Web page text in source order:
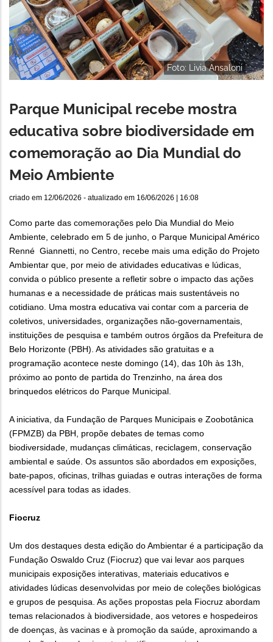
Foto: Livia Ansaloni
Parque Municipal recebe mostra
educativa sobre biodiversidade em
comemoração ao Dia Mundial do
Meio Ambiente
criado em 12/06/2026 - atualizado em 16/06/2026 | 16:08
Como parte das comemorações pelo Dia Mundial do Meio
Ambiente, celebrado em 5 de junho, o Parque Municipal Américo
Renné Giannetti, no Centro, recebe mais uma edição do Projeto
Ambientar que, por meio de atividades educativas e lúdicas,
convida o público presente a refletir sobre o impacto das ações
humanas e a necessidade de práticas mais sustentáveis no
cotidiano. Uma mostra educativa vai contar com a parceria de
coletivos, universidades, organizações não-governamentais,
instituições de pesquisa e também outros órgãos da Prefeitura de
Belo Horizonte (PBH). As atividades são gratuitas e a
programação acontece neste domingo (14), das 10h às 13h,
próximo ao ponto de partida do Trenzinho, na área dos
brinquedos elétricos do Parque Municipal.
A iniciativa, da Fundação de Parques Municipais e Zoobotânica
(FPMZB) da PBH, propõe debates de temas como
biodiversidade, mudanças climáticas, reciclagem, conservação
ambiental e saúde. Os assuntos são abordados em exposições,
bate-papos, oficinas, trilhas guiadas e outras interações de forma
acessível para todas as idades.
Fiocruz
Um dos destaques desta edição do Ambientar é a participação da
Fundação Oswaldo Cruz (Fiocruz) que vai levar aos parques
municipais exposições interativas, materiais educativos e
atividades lúdicas desenvolvidas por meio de coleções biológicas
e grupos de pesquisa. As ações propostas pela Fiocruz abordam
temas relacionados à biodiversidade, aos vetores e hospedeiros
de doenças, às vacinas e à promoção da saúde, aproximando a